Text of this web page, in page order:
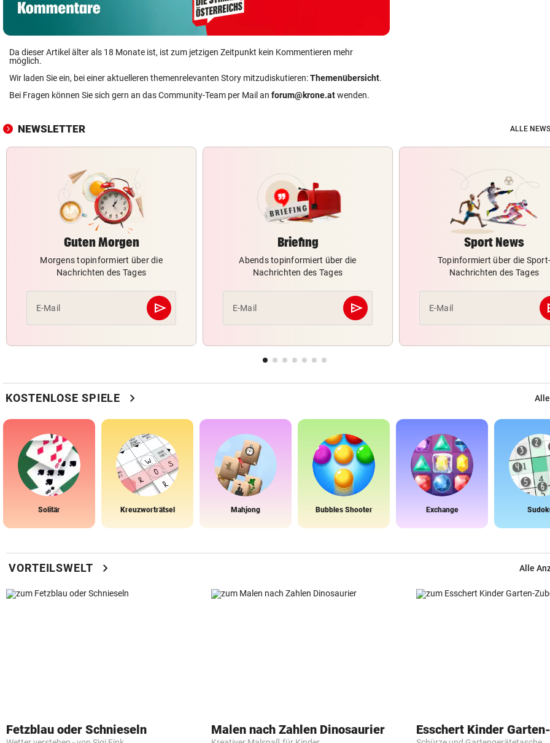
Da dieser Artikel älter als 18 Monate ist, ist zum jetzigen Zeitpunkt kein Kommentieren mehr
möglich.
Wir laden Sie ein, bei einer aktuelleren themenrelevanten Story mitzudiskutieren:Themenübersicht.
Bei Fragen können Sie sich gern an das Community-Team per Mail an forum@krone.atwenden.
NEWSLETTER ALLE
Guten Morgen
Morgens topinformiert über die
Nachrichten des Tages
E-Mail send
Abschicken
Briefing
Abends topinformiert über die
Nachrichten des Tages
E-Mail send
Abschicken
Sport News
Topinformiert über die Sport-
Nachrichten des Tages
E-Mail
KOSTENLOSE SPIELE chevron_right
Solitär Kreuzworträtsel Mahjong Bubbles Shooter Exchange
VORTEILSWELT chevron_right Alle
Fetzblau oder Schnieseln Malen nach Zahlen Dinosaurier Esschert Kinder Garten-